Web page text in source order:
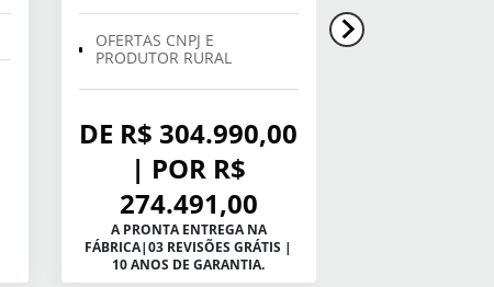
OFERTAS CNPJ E
PRODUTOR RURAL
DE R$ 304.990,00
| POR R$
274.491,00
A PRONTA ENTREGA NA
FÁBRICA|03 REVISÕES GRÁTIS |
10 ANOS DE GARANTIA.